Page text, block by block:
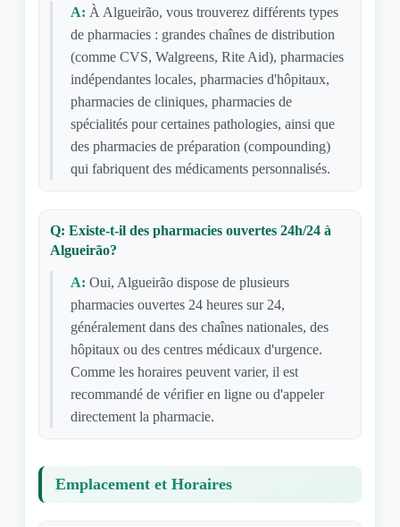
A: À Algueirão, vous trouverez différents types
de pharmacies : grandes chaînes de distribution
(comme CVS, Walgreens, Rite Aid), pharmacies
indépendantes locales, pharmacies d'hôpitaux,
pharmacies de cliniques, pharmacies de
spécialités pour certaines pathologies, ainsi que
des pharmacies de préparation (compounding)
qui fabriquent des médicaments personnalisés.
Q: Existe-t-il des pharmacies ouvertes 24h/24 à
Algueirão?
A: Oui, Algueirão dispose de plusieurs
pharmacies ouvertes 24 heures sur 24,
généralement dans des chaînes nationales, des
hôpitaux ou des centres médicaux d'urgence.
Comme les horaires peuvent varier, il est
recommandé de vérifier en ligne ou d'appeler
directement la pharmacie.
Emplacement et Horaires